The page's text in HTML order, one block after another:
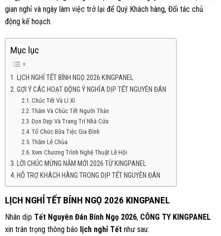
gian nghỉ và ngày làm việc trở lại để Quý Khách hàng, Đối tác chủ
động kế hoạch.
Mục lục
LỊCH NGHỈ TẾT BÍNH NGỌ 2026 KINGPANEL
GỢI Ý CÁC HOẠT ĐỘNG Ý NGHĨA DỊP TẾT NGUYÊN ĐÁN
Chúc Tết Và Lì Xì
Thăm Và Chúc Tết Người Thân
Dọn Dẹp Và Trang Trí Nhà Cửa
Tổ Chức Bữa Tiệc Gia Đình
Thăm Lễ Chùa
Xem Chương Trình Nghệ Thuật Lễ Hội
LỜI CHÚC MỪNG NĂM MỚI 2026 TỪ KINGPANEL
HỖ TRỢ KHÁCH HÀNG TRONG DỊP TẾT NGUYÊN ĐÁN
LỊCH NGHỈ TẾT BÍNH NGỌ 2026 KINGPANEL
Nhân dịp Tết Nguyên Đán Bính Ngọ 2026, CÔNG TY KINGPANEL
xin trân trọng thông báo lịch nghỉ Tết như sau: